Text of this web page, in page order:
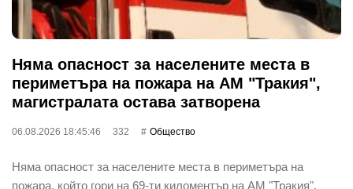
Няма опасност за населените места в
периметъра на пожара на АМ "Тракия",
магистралата остава затворена
06.08.2026 18:45:46 332 Общество
Няма опасност за населените места в периметъра на
пожара, който гори на 69-ти киломентър на АМ "Тракия",